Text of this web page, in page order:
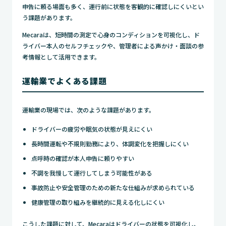
申告に頼る場面も多く、運行前に状態を客観的に確認しにくいとい
う課題があります。
Mecaraは、短時間の測定で心身のコンディションを可視化し、ド
ライバー本人のセルフチェックや、管理者による声かけ・面談の参
考情報として活用できます。
運輸業でよくある課題
運輸業の現場では、次のような課題があります。
ドライバーの疲労や眠気の状態が見えにくい
長時間運転や不規則勤務により、体調変化を把握しにくい
点呼時の確認が本人申告に頼りやすい
不調を我慢して運行してしまう可能性がある
事故防止や安全管理のための新たな仕組みが求められている
健康管理の取り組みを継続的に見える化しにくい
こうした課題に対して、Mecaraはドライバーの状態を可視化し、